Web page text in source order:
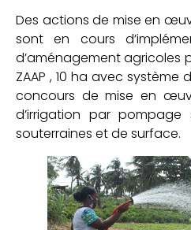
Des actions de mise en
sont en cours
d’aménagement agricoles
ZAAP , 10 ha avec système
concours de mise en
d’irrigation par
souterraines et de surface.